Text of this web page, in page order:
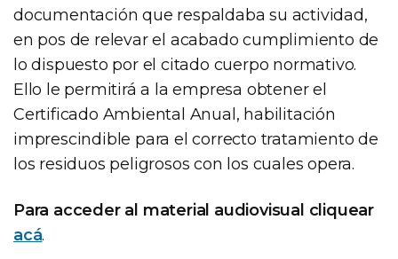
documentación que respaldaba su actividad,
en pos de relevar el acabado cumplimiento de
lo dispuesto por el citado cuerpo normativo.
Ello le permitirá a la empresa obtener el
Certificado Ambiental Anual, habilitación
imprescindible para el correcto tratamiento de
los residuos peligrosos con los cuales opera.
Para acceder al material audiovisual cliquear
acá.